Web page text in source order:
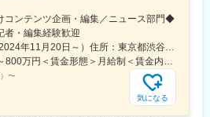
コンテンツ企画・編集／ニュース部門◆
・編集経験歓迎
＜勤務地詳細＞本社（2024年11月20日～）住所：東京都渋谷区渋谷一丁目12番2 クロスオフィス渋谷311受動喫煙対策：屋内全面禁煙変更の範囲：会社の定める事業所（リモートワーク含む）
＜予定年収＞400万円～800万円＜賃金形態＞月給制＜賃金内訳＞月額（基本給）：241,565円～483,130円固定残業手当/月：91,768円～183,536円（固定残業時間45時間0分/月）超過した時間外労働の残業手当は追加支給＜月給＞333,333円～666,666円（一律手当を含む）＜昇給有無＞有＜残業手当＞有＜給与補足＞※実績やご経験、スキルを考慮し、当社規定に基づいて決定します。賃金はあくまでも目安の金額であり、選考を通じて上下する可能性があります。月給(月額)は固定手当を含めた表記です。
〜
気になる